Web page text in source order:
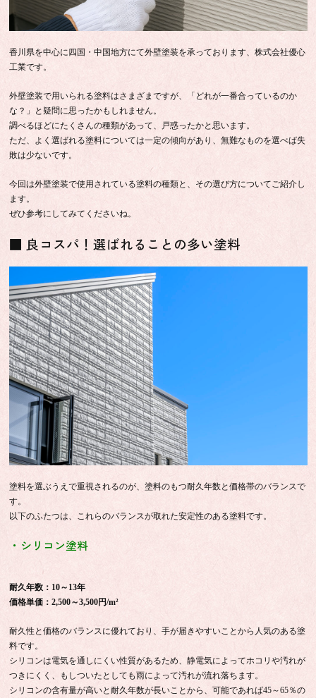
香川県を中心に四国・中国地方にて外壁塗装を承っております、株式会社優心
工業です。
外壁塗装で用いられる塗料はさまざまですが、「どれが一番合っているのか
な？」と疑問に思ったかもしれません。
調べるほどにたくさんの種類があって、戸惑ったかと思います。
ただ、よく選ばれる塗料については一定の傾向があり、無難なものを選べば失
敗は少ないです。
今回は外壁塗装で使用されている塗料の種類と、その選び方についてご紹介し
ます。
ぜひ参考にしてみてくださいね。
■ 良コスパ！選ばれることの多い塗料
塗料を選ぶうえで重視されるのが、塗料のもつ耐久年数と価格帯のバランスで
す。
以下のふたつは、これらのバランスが取れた安定性のある塗料です。
・シリコン塗料
耐久年数：10～13年
価格単価：2,500～3,500円/m²
耐久性と価格のバランスに優れており、手が届きやすいことから人気のある塗
料です。
シリコンは電気を通しにくい性質があるため、静電気によってホコリや汚れが
つきにくく、もしついたとしても雨によって汚れが流れ落ちます。
シリコンの含有量が高いと耐久年数が長いことから、可能であれば45～65％の